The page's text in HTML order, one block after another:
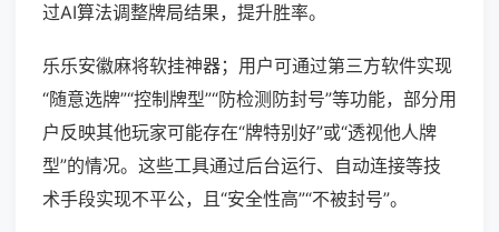
过AI算法调整牌局结果，提升胜率。
乐乐安徽麻将软挂神器；用户可通过第三方软件实现
“随意选牌”“控制牌型”“防检测防封号”等功能，部分用
户反映其他玩家可能存在“牌特别好”或“透视他人牌
型”的情况。这些工具通过后台运行、自动连接等技
术手段实现不平公，且“安全性高”“不被封号”。